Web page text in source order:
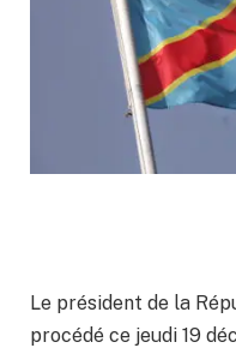
Le président de la
procédé ce jeudi 19